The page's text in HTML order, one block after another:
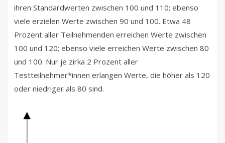
ihren Standardwerten zwischen 100 und 110; ebenso
viele erzielen Werte zwischen 90 und 100. Etwa 48
Prozent aller Teilnehmenden erreichen Werte zwischen
100 und 120; ebenso viele erreichen Werte zwischen 80
und 100. Nur je zirka 2 Prozent aller
Testteilnehmer*innen erlangen Werte, die höher als 120
oder niedriger als 80 sind.